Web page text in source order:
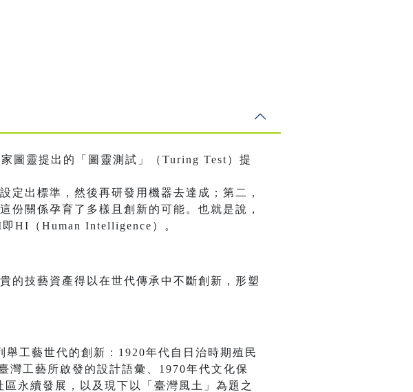
靈提出的「圖靈測試」（Turing Test）提
定出標準，然後再研發用機器去達成；第二，
份關係孕育了多樣且創新的可能。也就是說，
HI（Human Intelligence）。
的技藝資產得以在世代傳承中不斷創新，形塑
工藝世代的創新：1920年代自日治時期殖民
灣工藝所啟發的設計語彙、1970年代文化保
永續發展，以及現下以「臺灣風土」為題之